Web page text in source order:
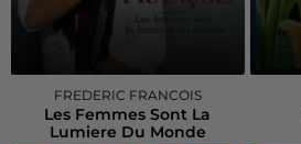
FREDERIC FRANCOIS
Les Femmes Sont La
Lumiere Du Monde